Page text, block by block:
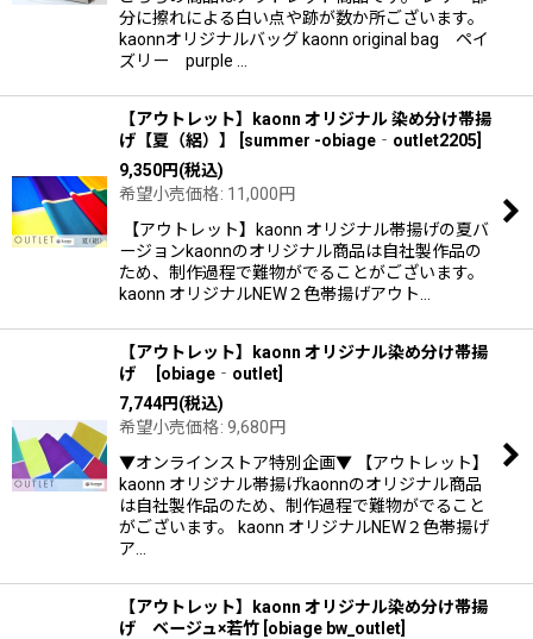
分に擦れによる白い点や跡が数か所ございます。
kaonnオリジナルバッグ kaonn original bag ペイ
ズリー purple …
【アウトレット】kaonn オリジナル 染め分け帯揚
げ【夏（絽）】
summer -obiage‐outlet2205
9,350円(税込)
希望小売価格: 11,000円
【アウトレット】kaonn オリジナル帯揚げの夏バ
ージョンkaonnのオリジナル商品は自社製作品の
ため、制作過程で難物がでることがございます。
kaonn オリジナルNEW２色帯揚げアウト…
【アウトレット】kaonn オリジナル染め分け帯揚
げ
obiage‐outlet
7,744円(税込)
希望小売価格: 9,680円
▼オンラインストア特別企画▼ 【アウトレット】
kaonn オリジナル帯揚げkaonnのオリジナル商品
は自社製作品のため、制作過程で難物がでること
がございます。 kaonn オリジナルNEW２色帯揚げ
ア…
【アウトレット】kaonn オリジナル染め分け帯揚
げ ベージュ×若竹 obiage bw_outlet